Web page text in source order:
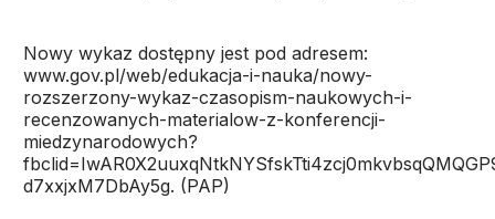
Nowy wykaz dostępny jest pod adresem:
www.gov.pl/web/edukacja-i-nauka/nowy-
rozszerzony-wykaz-czasopism-naukowych-i-
recenzowanych-materialow-z-konferencji-
miedzynarodowych?
d7xxjxM7DbAy5g. (PAP)